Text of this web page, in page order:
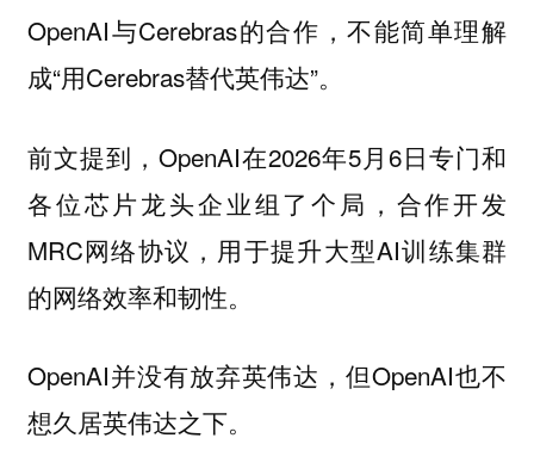
OpenAI与Cerebras的合作，不能简单理解
成“用Cerebras替代英伟达”。
前文提到，OpenAI在2026年5月6日专门和
各位芯片龙头企业组了个局，合作开发
MRC网络协议，用于提升大型AI训练集群
的网络效率和韧性。
OpenAI并没有放弃英伟达，但OpenAI也不
想久居英伟达之下。